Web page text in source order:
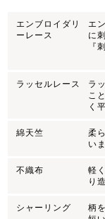
エンブロイダリ
ーレース
エ
に
『
ラッセルレース
ラ
こ
く
綿天竺
柔
い
不織布
軽
り
シャーリング
柄